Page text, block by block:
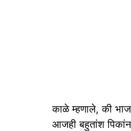
काळे म्हणाले, की
आजही बहुतांश